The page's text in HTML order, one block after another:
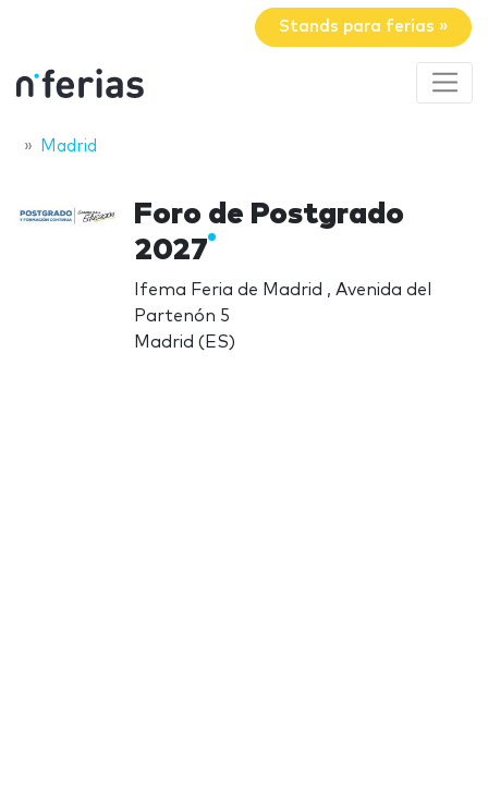
Stands para ferias »
Madrid
Foro de Postgrado
2027
Ifema Feria de Madrid , Avenida del
Partenón 5
Madrid (ES)